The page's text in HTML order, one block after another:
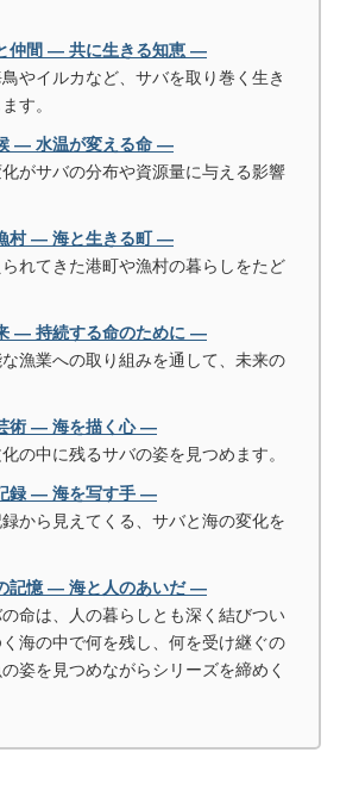
仲間 ― 共に生きる知恵 ―
やイルカなど、サバを取り巻く生き
す。
― 水温が変える命 ―
がサバの分布や資源量に与える影響
村 ― 海と生きる町 ―
れてきた港町や漁村の暮らしをたど
― 持続する命のために ―
漁業への取り組みを通して、未来の
術 ― 海を描く心 ―
の中に残るサバの姿を見つめます。
録 ― 海を写す手 ―
から見えてくる、サバと海の変化を
記憶 ― 海と人のあいだ ―
命は、人の暮らしとも深く結びつい
海の中で何を残し、何を受け継ぐの
姿を見つめながらシリーズを締めく